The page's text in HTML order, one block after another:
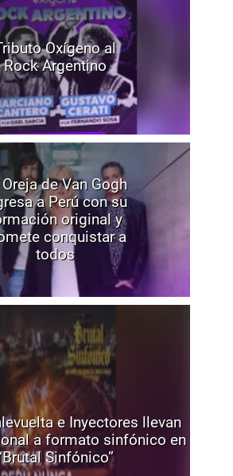
Oxígeno al
Rock Argentino
de Van Gogh
a Perú con su
original y
conquistar a
todos
e Inyectores llevan
a formato sinfónico en
Sinfónico”